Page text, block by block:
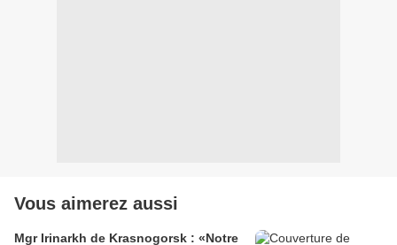
Vous aimerez aussi
Mgr Irinarkh de Krasnogorsk : «Notre